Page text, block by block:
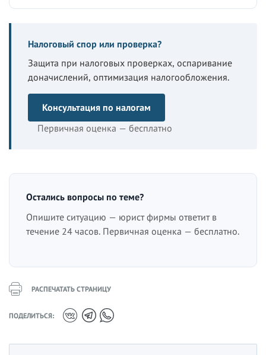
Налоговый спор или проверка?
Защита при налоговых проверках, оспаривание
доначислений, оптимизация налогообложения.
Консультация по налогам
Первичная оценка — бесплатно
Остались вопросы по теме?
Опишите ситуацию — юрист фирмы ответит в
течение 24 часов. Первичная оценка — бесплатно.
РАСПЕЧАТАТЬ СТРАНИЦУ
ПОДЕЛИТЬСЯ: